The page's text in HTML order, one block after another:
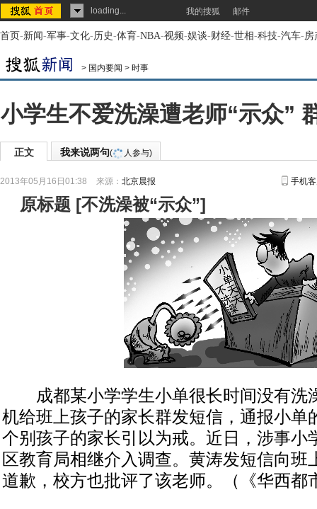
loading... 我的搜狐 邮件
首页-新闻-军事-文化-历史-体育-NBA-视频-娱谈-财经-世相-科技-汽车-房
> 国内要闻 > 时事
小学生不爱洗澡遭老师“示众”
正文 我来说两句( 人参与)
2013年05月16日01:38 来源： 北京晨报 手机
原标题 [不洗澡被“示众”]
成都某小学学生小单很长时间没有洗
机给班上孩子的家长群发短信，通报小单
个别孩子的家长引以为戒。近日，涉事小
区教育局相继介入调查。黄涛发短信向班
道歉，校方也批评了该老师。（《华西都